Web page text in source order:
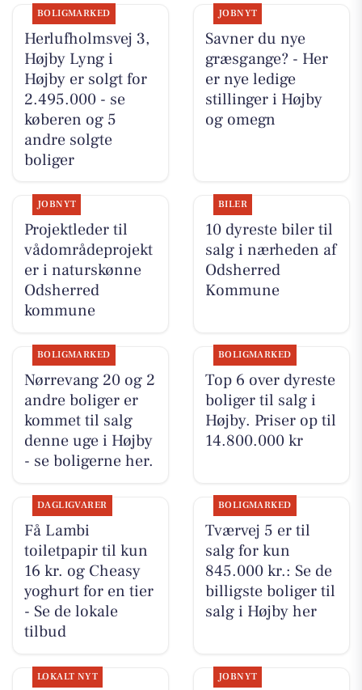
BOLIGMARKED
Herlufholmsvej 3,
Højby Lyng i
Højby er solgt for
2.495.000 - se
køberen og 5
andre solgte
boliger
JOBNYT
Savner du nye
græsgange? - Her
er nye ledige
stillinger i Højby
og omegn
JOBNYT
Projektleder til
vådområdeprojekt
er i naturskønne
Odsherred
kommune
BILER
10 dyreste biler til
salg i nærheden af
Odsherred
Kommune
BOLIGMARKED
Nørrevang 20 og 2
andre boliger er
kommet til salg
denne uge i Højby
- se boligerne her.
BOLIGMARKED
Top 6 over dyreste
boliger til salg i
Højby. Priser op til
14.800.000 kr
DAGLIGVARER
Få Lambi
toiletpapir til kun
16 kr. og Cheasy
yoghurt for en tier
- Se de lokale
tilbud
BOLIGMARKED
Tværvej 5 er til
salg for kun
845.000 kr.: Se de
billigste boliger til
salg i Højby her
LOKALT NYT JOBNYT